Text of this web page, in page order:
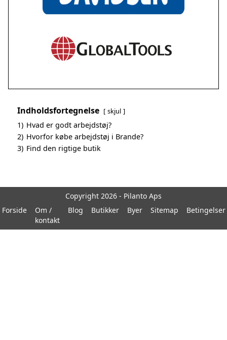
Indholdsfortegnelse skjul
1) Hvad er godt arbejdstøj?
2) Hvorfor købe arbejdstøj i Brande?
3) Find den rigtige butik
Copyright 2026 - Pilanto Aps
Forside
Om /
kontakt
Blog Butikker Byer Sitemap Betingelser